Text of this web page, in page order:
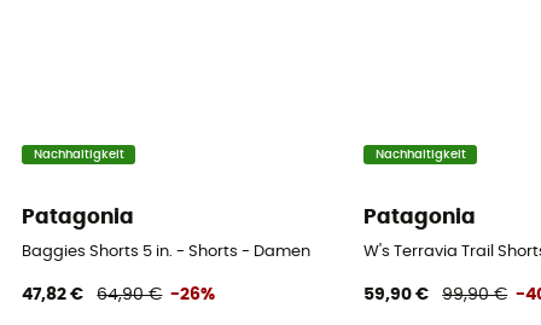
Nachhaltigkeit
Patagonia
Baggies Shorts 5 in. - Shorts - Damen
47,82 € 64,90 € -26%
Nachhaltigkeit
Patagonia
W's Terravia Trail
59,90 € 99,90 € -